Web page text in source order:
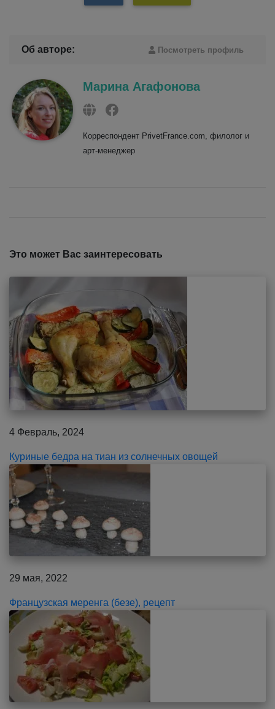
Об авторе: Посмотреть профиль
Марина Агафонова
Корреспондент PrivetFrance.com, филолог и
арт-менеджер
Это может Вас заинтересовать
4 Февраль, 2024
Куриные бедра на тиан из солнечных овощей
29 мая, 2022
Французская меренга (безе), рецепт